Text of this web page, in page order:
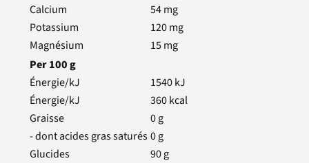
Calcium
54mg
Potassium
120mg
Magnésium
15mg
Per100g
Énergie/kJ
1540kJ
Énergie/kJ
360kcal
Graisse
0g
- dont acides gras saturés0g
Glucides
90g